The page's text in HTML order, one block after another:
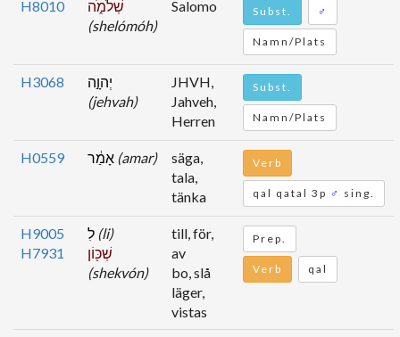
H8010
שְׁלֹמֹ֑ה
(shelómóh)
Salomo Subst. ♂
Namn/Plats
H3068
יְהוָ֣ה
(jehvah)
JHVH,
Jahveh,
Herren
Subst.
Namn/Plats
H0559 (amar)
säga,
tala,
tänka
Verb
qal qatal 3p ♂ sing.
H9005
H7931
(li)
שְׁכּ֖וֹן
(shekvón)
till, för,
av
bo, slå
läger,
vistas
Prep.
Verb qal